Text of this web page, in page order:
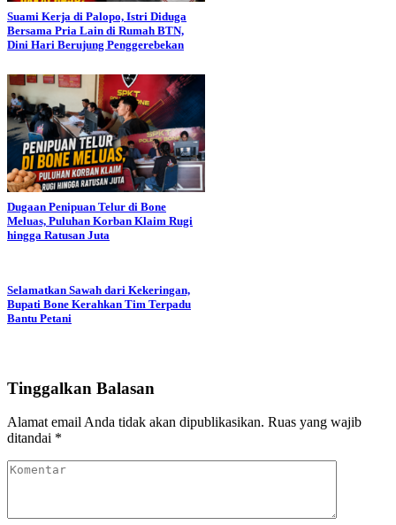
Suami Kerja di Palopo, Istri Diduga
Bersama Pria Lain di Rumah BTN,
Dini Hari Berujung Penggerebekan
Dugaan Penipuan Telur di Bone
Meluas, Puluhan Korban Klaim Rugi
hingga Ratusan Juta
Selamatkan Sawah dari Kekeringan,
Bupati Bone Kerahkan Tim Terpadu
Bantu Petani
Tinggalkan Balasan
Alamat email Anda tidak akan dipublikasikan. Ruas yang wajib
ditandai *